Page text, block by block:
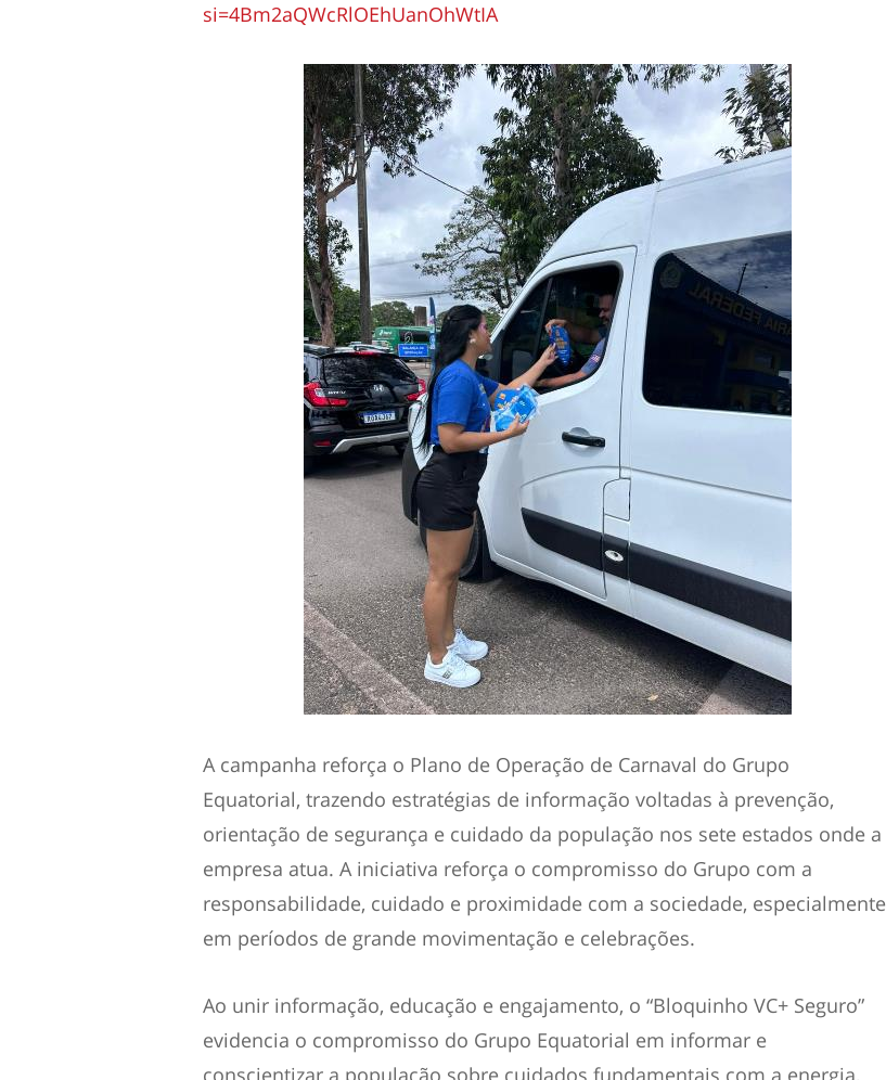
si=4Bm2aQWcRlOEhUanOhWtIA
A campanha reforça o Plano de Operação de Carnaval do Grupo
Equatorial, trazendo estratégias de informação voltadas à prevenção,
orientação de segurança e cuidado da população nos sete estados onde a
empresa atua. A iniciativa reforça o compromisso do Grupo com a
responsabilidade, cuidado e proximidade com a sociedade, especialmente
em períodos de grande movimentação e celebrações.
Ao unir informação, educação e engajamento, o “Bloquinho VC+ Seguro”
evidencia o compromisso do Grupo Equatorial em informar e
conscientizar a população sobre cuidados fundamentais com a energia,